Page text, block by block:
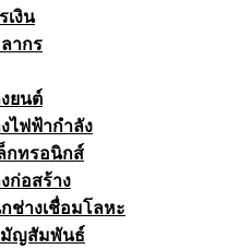
เงิน
ากร
ยนต์
ไฟฟ้ากำลัง
กทรอนิกส์
ก่อสร้าง
ช่างเชื่อมโลหะ
มัญสัมพันธ์